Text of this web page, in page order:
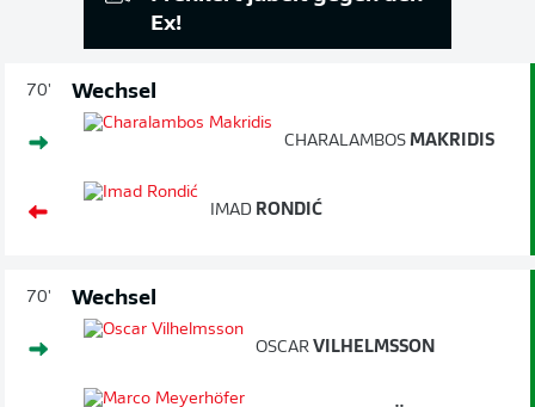
Ex!
70' Wechsel
CHARALAMBOS MAKRIDIS
IMAD RONDIĆ
70' Wechsel
OSCAR VILHELMSSON